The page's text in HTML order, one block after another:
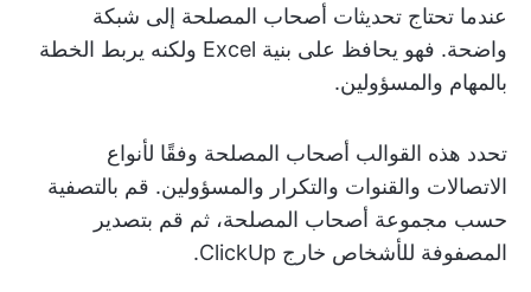
عندما تحتاج تحديثات أصحاب المصلحة إلى شبكة
واضحة. فهو يحافظ على بنية Excel ولكنه يربط الخطة
بالمهام والمسؤولين.
تحدد هذه القوالب أصحاب المصلحة وفقًا لأنواع
الاتصالات والقنوات والتكرار والمسؤولين. قم بالتصفية
حسب مجموعة أصحاب المصلحة، ثم قم بتصدير
المصفوفة للأشخاص خارج ClickUp.